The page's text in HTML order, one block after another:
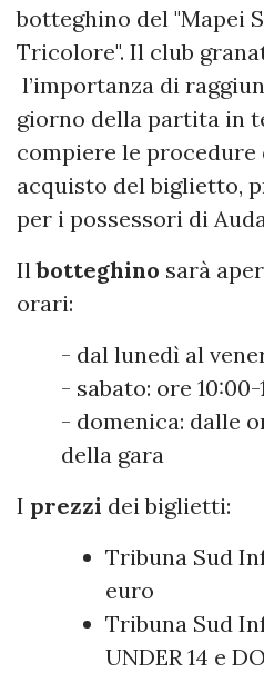
botteghino del "Mapei
Tricolore". Il club
l’importanza di
giorno della partita in
compiere le procedure
acquisto del biglietto,
per i possessori di
Ilbotteghino sarà
orari:
- dal lunedì al
- sabato: ore 10:00-
- domenica: dalle
della gara
I prezzi dei biglietti:
Tribuna Sud
euro
Tribuna Sud
UNDER 14 e